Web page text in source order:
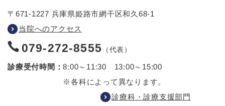
〒671-1227 兵庫県姫路市網干区和久68-1
当院へのアクセス
079-272-8555 （代表）
診療受付時間：8:00～11:30 13:00～15:00
※各科によって異なります。
診療科・診療支援部門